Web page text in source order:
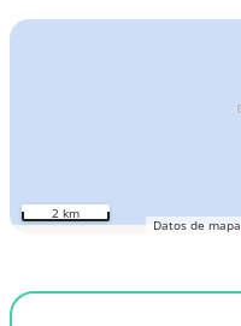
Datos de mapa
2 km